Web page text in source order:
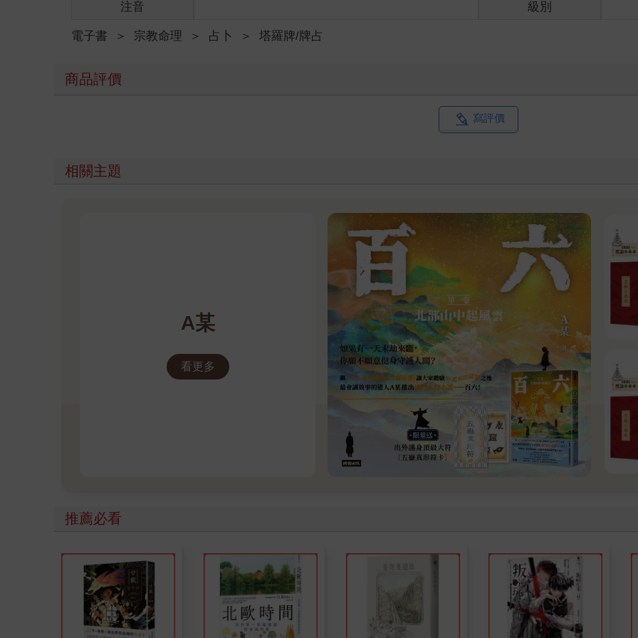
注音 級別
電子書 ＞ 宗教命理 ＞ 占卜 ＞ 塔羅牌/牌占
商品評價
寫評價
相關主題
A某
看更多
推薦必看